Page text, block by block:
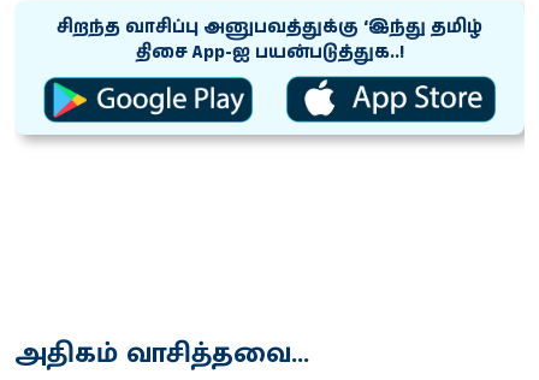
சிறந்த வாசிப்பு அனுபவத்துக்கு ‘இந்து தமிழ்
திசை App-ஐ பயன்படுத்துக..!
அதிகம் வாசித்தவை...